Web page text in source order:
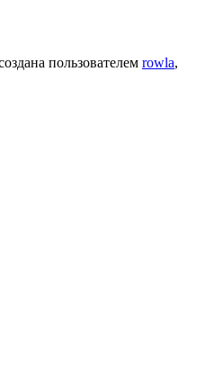
пользователем rowla,